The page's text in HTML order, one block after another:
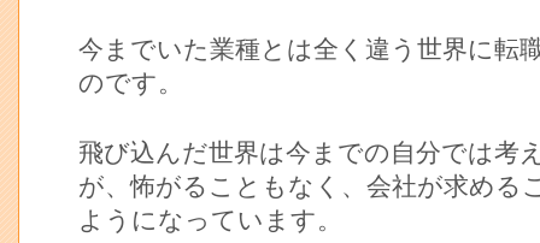
今までいた業種とは全く違う世界に転
のです。
飛び込んだ世界は今までの自分では考
が、怖がることもなく、会社が求める
ようになっています。